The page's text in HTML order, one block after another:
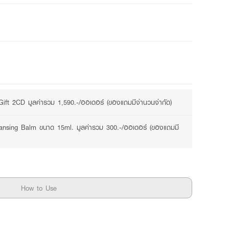
2CD มูลค่ารวม 1,590.-/ออเดอร์ (ของแถมมีจำนวนจำกัด)
Balm ขนาด 15ml. มูลค่ารวม 300.-/ออเดอร์ (ของแถมมี
How to Use